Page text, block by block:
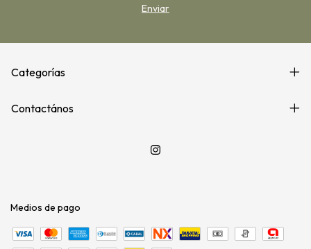
Categorías
Contactános
Medios de pago